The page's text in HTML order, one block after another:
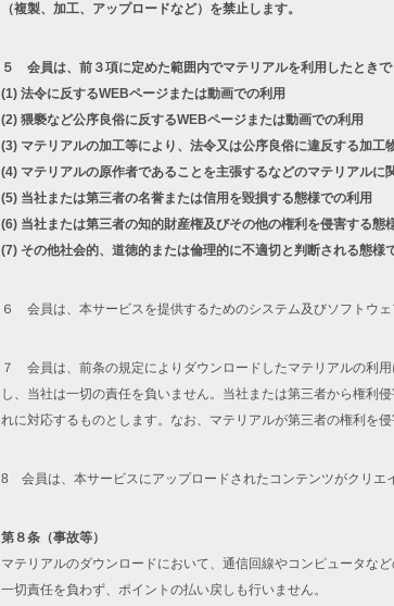
（複製、加工、アップロードなど）を禁止します。
５ 会員は、前３項に定めた範囲内でマテリアルを利用したとき
(1) 法令に反するWEBページまたは動画での利用
(2) 猥褻など公序良俗に反するWEBページまたは動画での利用
(3) マテリアルの加工等により、法令又は公序良俗に違反する加工
(4) マテリアルの原作者であることを主張するなどのマテリアルに
(5) 当社または第三者の名誉または信用を毀損する態様での利用
(6) 当社または第三者の知的財産権及びその他の権利を侵害する態
(7) その他社会的、道徳的または倫理的に不適切と判断される態様
６ 会員は、本サービスを提供するためのシステム及びソフトウ
７ 会員は、前条の規定によりダウンロードしたマテリアルの利
し、当社は一切の責任を負いません。当社または第三者から権利
れに対応するものとします。なお、マテリアルが第三者の権利を
8 会員は、本サービスにアップロードされたコンテンツがクリエ
第８条（事故等）
マテリアルのダウンロードにおいて、通信回線やコンピュータな
一切責任を負わず、ポイントの払い戻しも行いません。